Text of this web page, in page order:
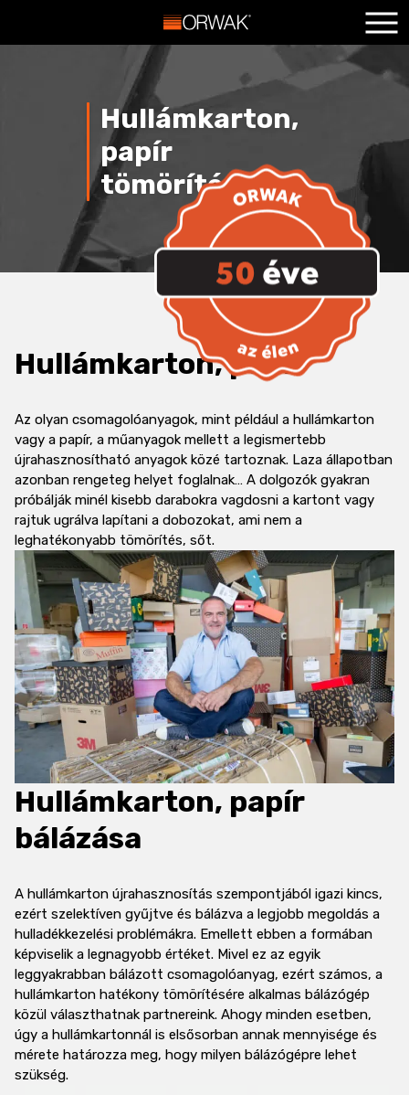
Szolgáltatások
Kapcsolat
Hullámkarton,
papír
tömörítése
Hullámkarton, papír
Az olyan csomagolóanyagok, mint például a hullámkarton
vagy a papír, a műanyagok mellett a legismertebb
újrahasznosítható anyagok közé tartoznak. Laza állapotban
azonban rengeteg helyet foglalnak… A dolgozók gyakran
próbálják minél kisebb darabokra vagdosni a kartont vagy
rajtuk ugrálva lapítani a dobozokat, ami nem a
leghatékonyabb tömörítés, sőt.
Hullámkarton, papír
bálázása
A hullámkarton újrahasznosítás szempontjából igazi kincs,
ezért szelektíven gyűjtve és bálázva a legjobb megoldás a
hulladékkezelési problémákra. Emellett ebben a formában
képviselik a legnagyobb értéket. Mivel ez az egyik
leggyakrabban bálázott csomagolóanyag, ezért számos, a
hullámkarton hatékony tömörítésére alkalmas bálázógép
közül választhatnak partnereink. Ahogy minden esetben,
úgy a hullámkartonnál is elsősorban annak mennyisége és
mérete határozza meg, hogy milyen bálázógépre lehet
szükség.